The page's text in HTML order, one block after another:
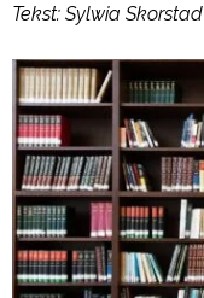
Tekst: Sylwia Skorstad